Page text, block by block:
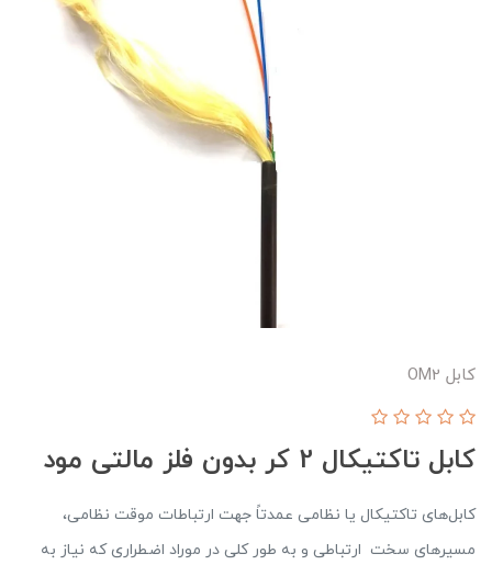
کابل OM2
کابل تاکتیکال 2 کر بدون فلز مالتی مود
کابل‌های تاکتیکال یا نظامی عمدتاً جهت ارتباطات موقت نظامی،
مسیرهای سخت ارتباطی و به طور کلی در موراد اضطراری که نیاز به